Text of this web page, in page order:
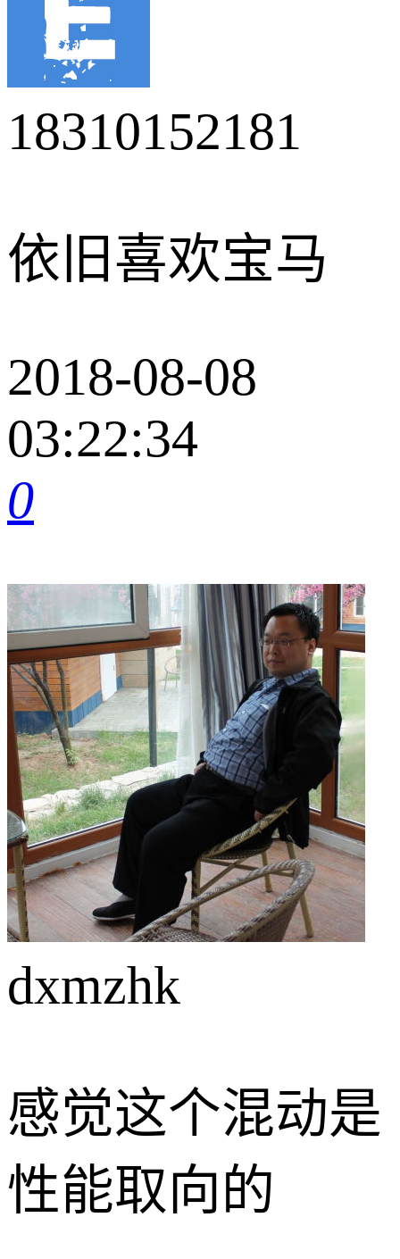
18310152181
依旧喜欢宝马
2018-08-08
03:22:34
0
dxmzhk
感觉这个混动是
性能取向的